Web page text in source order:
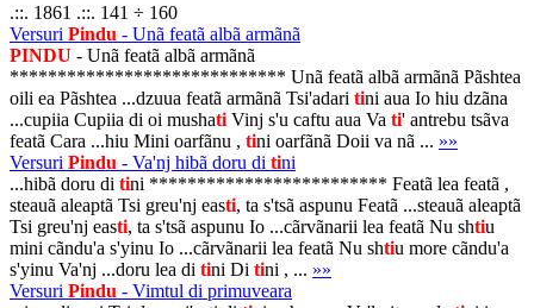
.::. 1861 .::. 141 ÷ 160
Versuri Pindu - Unã featã albã armãnã
PINDU - Unã featã albã armãnã
***************************** Unã featã albã armãnã Pãshtea
oili ea Pãshtea ...dzuua featã armãnã Tsi'adari tini aua Io hiu dzãna
...cupiia Cupiia di oi mushati Vinj s'u caftu aua Va ti' antrebu tsãva
featã Cara ...hiu Mini oarfãnu , tini oarfãnã Doii va nã ... »»
Versuri Pindu - Va'nj hibã doru di tini
...hibã doru di tini ************************* Featã lea featã ,
steauã aleaptã Tsi greu'nj easti, ta s'tsã aspunu Featã ...steauã aleaptã
Tsi greu'nj easti, ta s'tsã aspunu Io ...cãrvãnarii lea featã Nu shtiu
mini cãndu'a s'yinu Io ...cãrvãnarii lea featã Nu shtiu more cãndu'a
s'yinu Va'nj ...doru lea di tini Di tini , ... »»
Versuri Pindu - Vimtul di primuveara